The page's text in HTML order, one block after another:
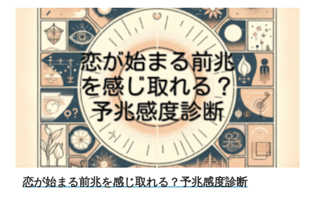
恋が始まる前兆を感じ取れる？予兆感度診断